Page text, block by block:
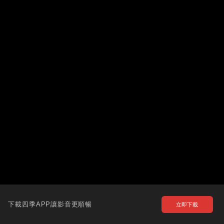
下載四季APP讓影音更順暢 立即下載